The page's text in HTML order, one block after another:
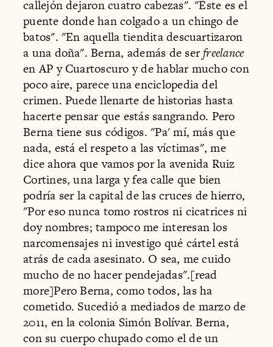
callejón dejaron cuatro cabezas". "Éste es el
puente donde han colgado a un chingo de
batos". "En aquella tiendita descuartizaron
a una doña". Berna, además de serfreelance
en AP y Cuartoscuro y de hablar mucho con
poco aire, parece una enciclopedia del
crimen. Puede llenarte de historias hasta
hacerte pensar que estás sangrando. Pero
Berna tiene sus códigos. "Pa' mí, más que
nada, está el respeto a las víctimas", me
dice ahora que vamos por la avenida Ruiz
Cortines, una larga y fea calle que bien
podría ser la capital de las cruces de hierro,
"Por eso nunca tomo rostros ni cicatrices ni
doy nombres; tampoco me interesan los
narcomensajes ni investigo qué cártel está
atrás de cada asesinato. O sea, me cuido
mucho de no hacer pendejadas".[read
more]Pero Berna, como todos, las ha
cometido. Sucedió a mediados de marzo de
2011, en la colonia Simón Bolívar. Berna,
con su cuerpo chupado como el de un